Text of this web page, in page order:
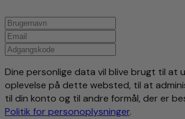
Dine personlige data vil blive brugt til at
oplevelse på dette websted, til at
til din konto og til andre formål, der er
Politik for personoplysninger.